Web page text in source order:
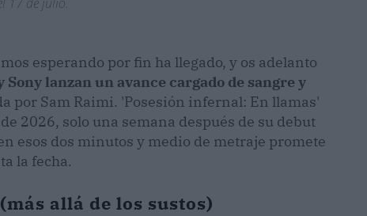
17 de julio.
esperando por fin ha llegado, y os adelanto
Sony lanzan un avance cargado de sangre y
por Sam Raimi. 'Posesión infernal: En llamas'
2026, solo una semana después de su debut
esos dos minutos y medio de metraje promete
la fecha.
allá de los sustos)